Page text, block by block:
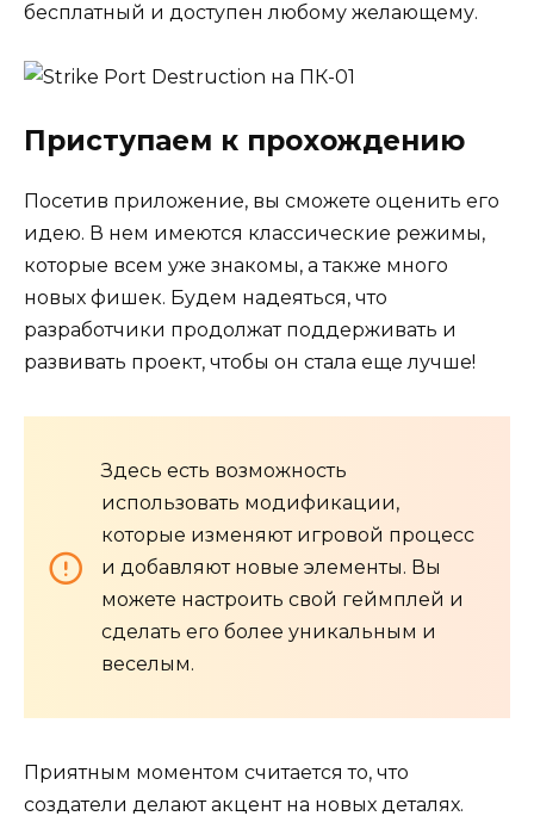
бесплатный и доступен любому желающему.
Приступаем к прохождению
Посетив приложение, вы сможете оценить его
идею. В нем имеются классические режимы,
которые всем уже знакомы, а также много
новых фишек. Будем надеяться, что
разработчики продолжат поддерживать и
развивать проект, чтобы он стала еще лучше!
Здесь есть возможность
использовать модификации,
которые изменяют игровой процесс
и добавляют новые элементы. Вы
можете настроить свой геймплей и
сделать его более уникальным и
веселым.
Приятным моментом считается то, что
создатели делают акцент на новых деталях.